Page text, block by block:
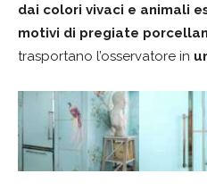
dai colori vivaci e animali
motivi di pregiate
trasportano l’osservatore in